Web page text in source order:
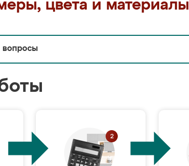
цвета и материалы
вопросы